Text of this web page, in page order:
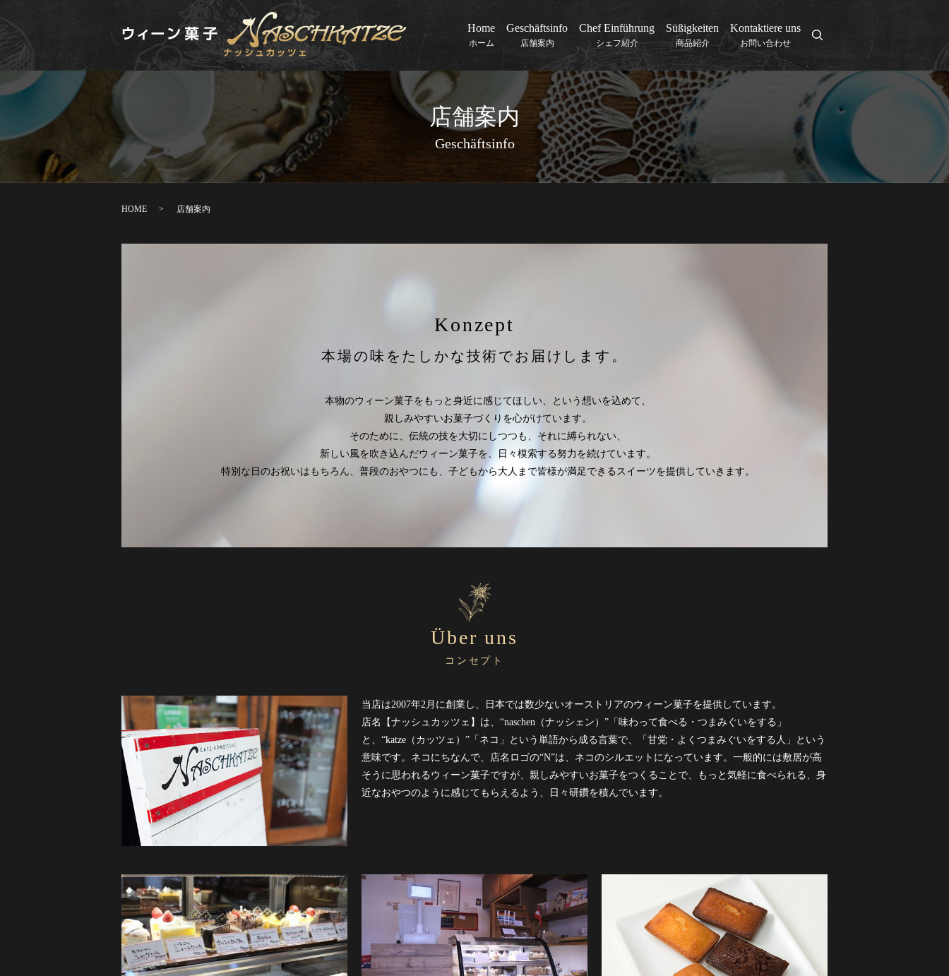
Home
ホーム
Geschäftsinfo
店舗案内
Chef Einführung
シェフ紹介
Süßigkeiten
商品紹介
Kontaktiere uns
お問い合わせ
search
店舗案内
Geschäftsinfo
HOME 店舗案内
Konzept
本場の味を たしかな技術でお届けします。
本物のウィーン菓子をもっと身近に感じてほしい、という想いを込めて、
親しみやすいお菓子づくりを心がけています。
そのために、伝統の技を大切にしつつも、それに縛られない、
新しい風を吹き込んだウィーン菓子を、日々模索する努力を続けています。
特別な日のお祝いはもちろん、普段のおやつにも、子どもから大人まで皆様が満足できるスイーツを提供していきます。
Über uns
コンセプト
当店は2007年2月に創業し、日本では数少ないオーストリアのウィーン菓子を提供しています。
店名【ナッシュカッツェ】は、“naschen（ナッシェン）”「味わって食べる・つまみぐいをする」
と、“katze（カッツェ）”「ネコ」という単語から成る言葉で、「甘党・よくつまみぐいをする人」という
意味です。ネコにちなんで、店名ロゴの“N”は、ネコのシルエットになっています。一般的には敷居が高
そうに思われるウィーン菓子ですが、親しみやすいお菓子をつくることで、もっと気軽に食べられる、身
近なおやつのように感じてもらえるよう、日々研鑽を積んでいます。